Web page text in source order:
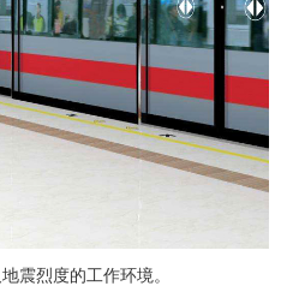
震烈度的工作环境。